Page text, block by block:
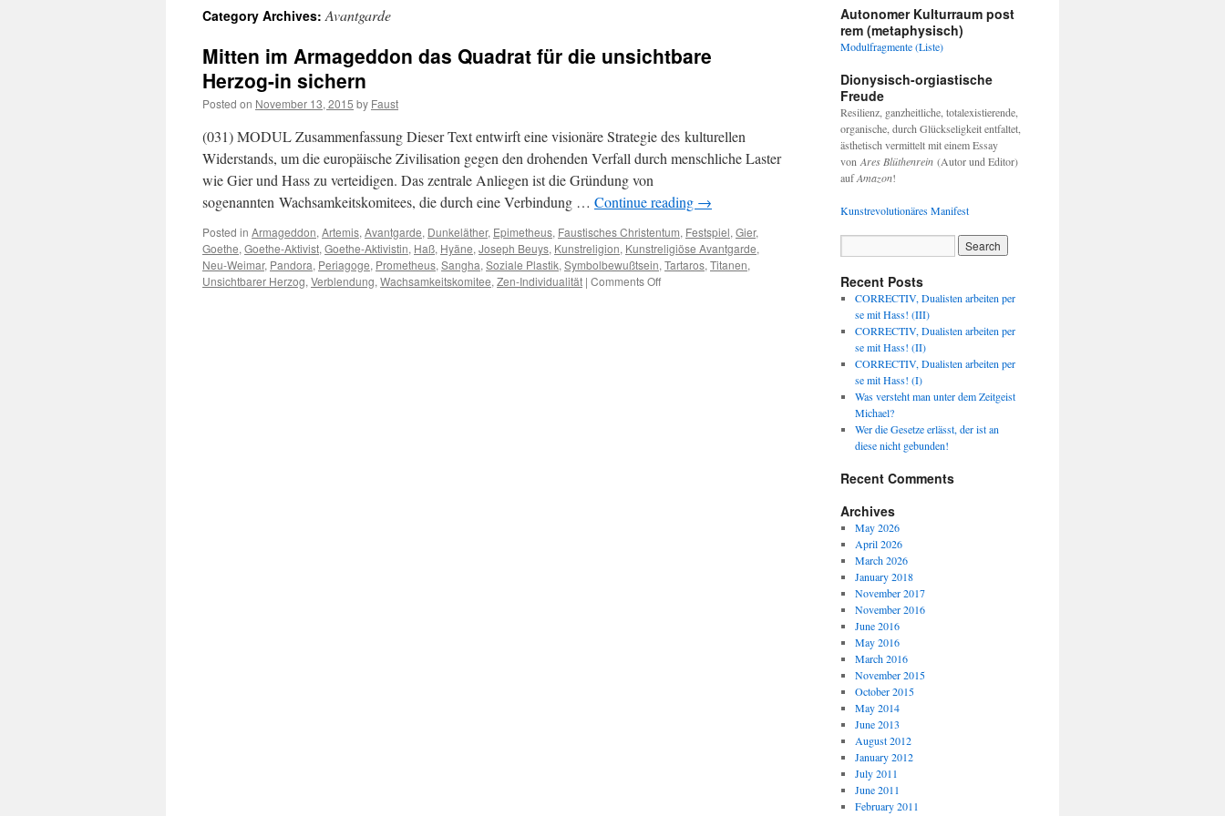
Category Archives:Avantgarde
Mitten im Armageddon das Quadrat für die unsichtbare
Herzog-in sichern
Posted on November 13, 2015 by Faust
(031) MODUL Zusammenfassung Dieser Text entwirft eine visionäre Strategie des kulturellen
Widerstands, um die europäische Zivilisation gegen den drohenden Verfall durch menschliche Laster
wie Gier und Hass zu verteidigen. Das zentrale Anliegen ist die Gründung von
sogenannten Wachsamkeitskomitees, die durch eine Verbindung … Continue reading →
Posted in Armageddon, Artemis, Avantgarde, Dunkeläther, Epimetheus, Faustisches Christentum, Festspiel, Gier,
Goethe, Goethe-Aktivist, Goethe-Aktivistin, Haß, Hyäne, Joseph Beuys, Kunstreligion, Kunstreligiöse Avantgarde,
Neu-Weimar, Pandora, Periagoge, Prometheus, Sangha, Soziale Plastik, Symbolbewußtsein, Tartaros, Titanen,
Unsichtbarer Herzog, Verblendung, Wachsamkeitskomitee, Zen-Individualität | Comments Offon
Autonomer Kulturraum post
rem (metaphysisch)
Modulfragmente (Liste)
Dionysisch-orgiastische
Freude
Resilienz, ganzheitliche, totalexistierende,
organische, durch Glückseligkeit entfaltet,
ästhetisch vermittelt mit einem Essay
von Ares Blüthenrein (Autor und Editor)
aufAmazon!
Kunstrevolutionäres Manifest
Recent Posts
CORRECTIV, Dualisten arbeiten per
se mit Hass! (III)
CORRECTIV, Dualisten arbeiten per
se mit Hass! (II)
CORRECTIV, Dualisten arbeiten per
se mit Hass! (I)
Was versteht man unter dem Zeitgeist
Michael?
Wer die Gesetze erlässt, der ist an
diese nicht gebunden!
Recent Comments
Archives
May 2026
April 2026
March 2026
January 2018
November 2017
November 2016
June 2016
May 2016
March 2016
November 2015
October 2015
May 2014
June 2013
August 2012
January 2012
July 2011
June 2011
February 2011